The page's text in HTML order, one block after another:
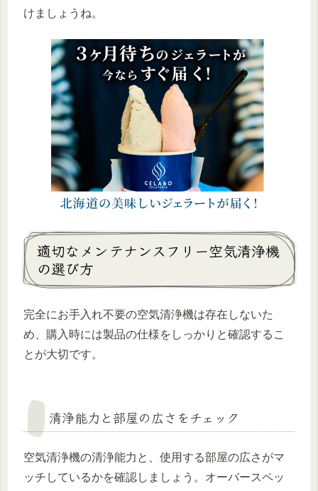
けましょうね。
適切なメンテナンスフリー空気清浄機
の選び方
完全にお手入れ不要の空気清浄機は存在しないた
め、購入時には製品の仕様をしっかりと確認するこ
とが大切です。
清浄能力と部屋の広さをチェック
空気清浄機の清浄能力と、使用する部屋の広さがマ
ッチしているかを確認しましょう。オーバースペッ